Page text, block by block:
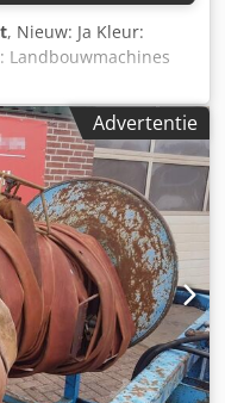
, Nieuw: Ja Kleur:
Landbouwmachines
4 mm •Werkdruk
15000 kg •Kleur:
weerstand
•Lange levensduur
tot +75° C ·
schade
verwering,
en behandeling
m •Grote vooraad,
2024
Advertentie